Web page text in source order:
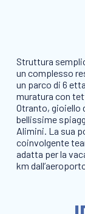
Struttura
un complesso
un parco di 6
muratura con
Otranto, gioiello
bellissime
Alimini. La sua
coinvolgente
adatta per la
km